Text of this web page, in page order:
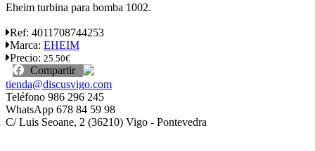
Eheim turbina para bomba 1002.
Ref: 4011708744253
Marca: EHEIM
Precio: 25.50€
Compartir
tienda@discusvigo.com
Teléfono 986 296 245
WhatsApp 678 84 59 98
C/ Luis Seoane, 2 (36210) Vigo - Pontevedra